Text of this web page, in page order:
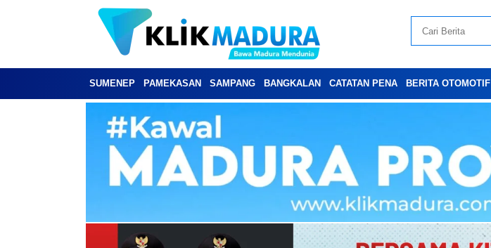
SUMENEP PAMEKASAN SAMPANG BANGKALAN CATATAN PENA BERITA OTOMOTIF